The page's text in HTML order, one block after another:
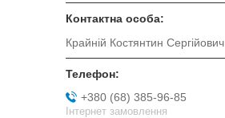
Крайній Костянтин Сергійович
+380 (68) 385-96-85
Інтернет замовлення